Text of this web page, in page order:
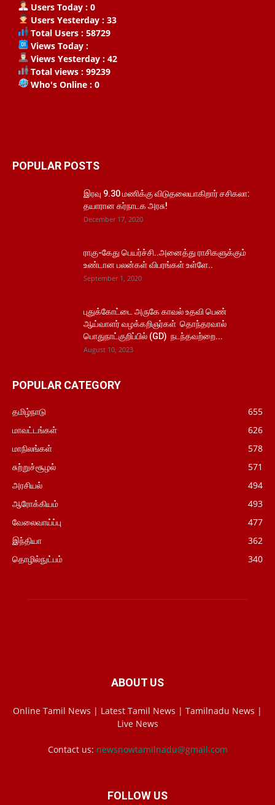
Users Today : 0
Users Yesterday : 33
Total Users : 58729
Views Today :
Views Yesterday : 42
Total views : 99239
Who's Online : 0
POPULAR POSTS
இரவு 9.30 மணிக்கு விடுதலையாகிறார் சசிகலா:
தயாரான கர்நாடக அரசு!
December 17, 2020
ராகு-கேது பெயர்ச்சி..அனைத்து ராசிகளுக்கும்
உண்டான பலன்கள் விபரங்கள் உள்ளே..
September 1, 2020
புதுக்கோட்டை அருகே காவல் உதவி பெண்
ஆய்வாளர் வழக்கறிஞர்கள் தொந்தரவால்
பொதுநாட்குறிப்பில் (GD) நடந்தவற்றை...
August 10, 2023
POPULAR CATEGORY
தமிழ்நாடு
655
மாவட்டங்கள்
626
மாநிலங்கள்
578
சுற்றுச்சூழல்
571
அரசியல்
494
ஆரோக்கியம்
493
வேலைவாய்ப்பு
477
இந்தியா
362
தொழில்நுட்பம்
340
ABOUT US
Online Tamil News | Latest Tamil News | Tamilnadu News |
Live News
Contact us: newsnowtamilnadu@gmail.com
FOLLOW US